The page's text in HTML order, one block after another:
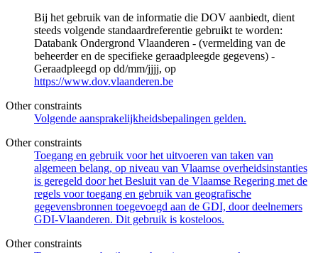
Bij het gebruik van de informatie die DOV aanbiedt, dient
steeds volgende standaardreferentie gebruikt te worden:
Databank Ondergrond Vlaanderen - (vermelding van de
beheerder en de specifieke geraadpleegde gegevens) -
Geraadpleegd op dd/mm/jjjj, op
https://www.dov.vlaanderen.be
Other constraints
Volgende aansprakelijkheidsbepalingen gelden.
Other constraints
Toegang en gebruik voor het uitvoeren van taken van
algemeen belang, op niveau van Vlaamse overheidsinstanties
is geregeld door het Besluit van de Vlaamse Regering met de
regels voor toegang en gebruik van geografische
gegevensbronnen toegevoegd aan de GDI, door deelnemers
GDI-Vlaanderen. Dit gebruik is kosteloos.
Other constraints